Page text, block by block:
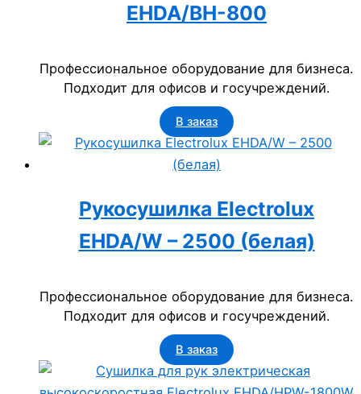
EHDA/BH-800
Профессиональное оборудование для бизнеса.
Подходит для офисов и госучреждений.
В заказ
Рукосушилка Electrolux
EHDA/W – 2500 (белая)
Профессиональное оборудование для бизнеса.
Подходит для офисов и госучреждений.
В заказ